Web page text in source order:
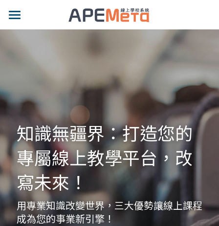
品牌特色
示範網站
影片專區
價格方案
最新消息
部落格
聯絡我們
知識無疆界：打造您的
專屬線上教學平台，改
寫未來！
用專業知識改變世界，三大優勢讓線上課程
成為您的事業新引擎！